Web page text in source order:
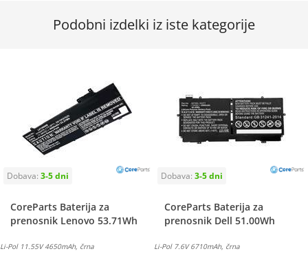
Podobni izdelki iz iste kategorije
CoreParts Baterija za
prenosnik Lenovo 53.71Wh
Li-Pol 11.55V 4650mAh, črna
CoreParts Baterija za
prenosnik Dell 51.00Wh
Li-Pol 7.6V 6710mAh, črna